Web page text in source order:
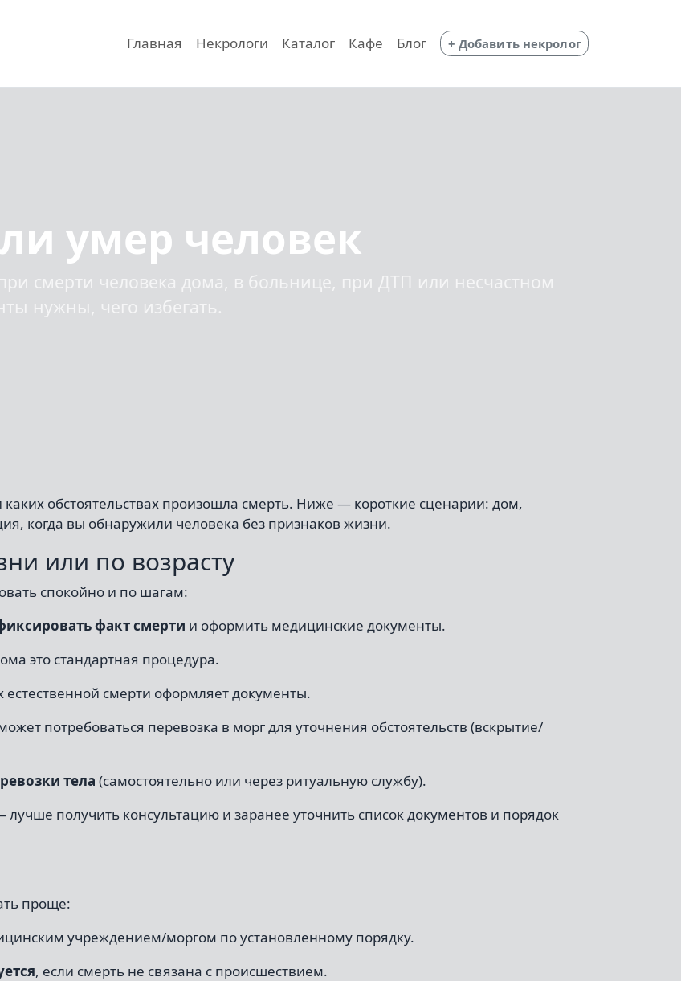
Главная Некрологи Каталог Кафе Блог + Добавить некролог
умер человек
смерти человека дома, в больнице, при ДТП или несчастном
нужны, чего избегать.
каких обстоятельствах произошла смерть. Ниже — короткие сценарии: дом,
когда вы обнаружили человека без признаков жизни.
или по возрасту
спокойно и по шагам:
факт смерти и оформить медицинские документы.
это стандартная процедура.
смерти оформляет документы.
потребоваться перевозка в морг для уточнения обстоятельств (вскрытие/
тела (самостоятельно или через ритуальную службу).
получить консультацию и заранее уточнить список документов и порядок
проще:
учреждением/моргом по установленному порядку.
, если смерть не связана с происшествием.